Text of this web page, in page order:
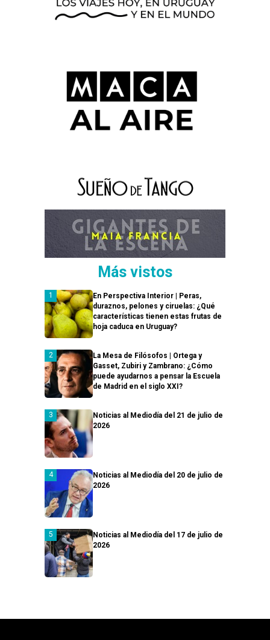
Más vistos
En Perspectiva Interior | Peras,
duraznos, pelones y ciruelas: ¿Qué
características tienen estas frutas de
hoja caduca en Uruguay?
La Mesa de Filósofos | Ortega y
Gasset, Zubiri y Zambrano: ¿Cómo
puede ayudarnos a pensar la Escuela
de Madrid en el siglo XXI?
Noticias al Mediodía del 21 de julio de
2026
Noticias al Mediodía del 20 de julio de
2026
Noticias al Mediodía del 17 de julio de
2026